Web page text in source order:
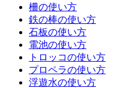
柵の使い方
鉄の棒の使い方
石板の使い方
電池の使い方
トロッコの使い方
プロペラの使い方
浮遊水の使い方